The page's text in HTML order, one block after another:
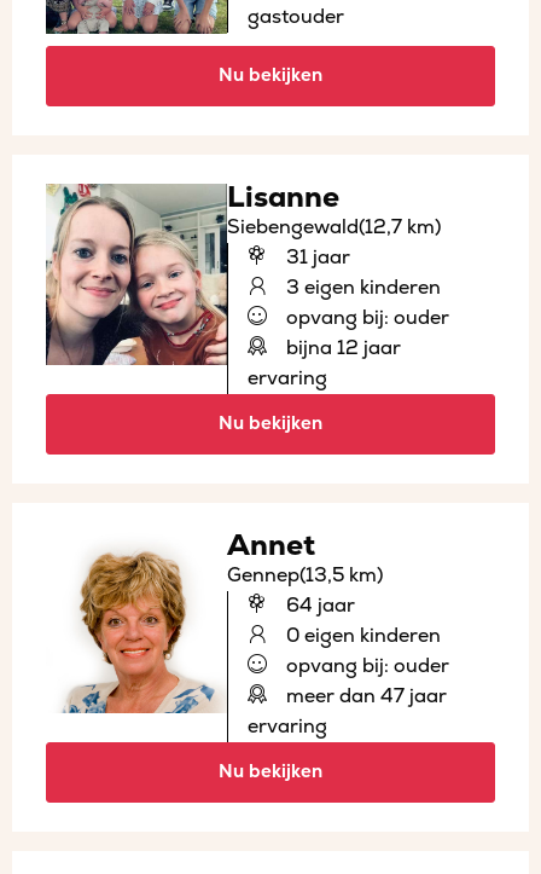
gastouder
Nu bekijken
Lisanne
Siebengewald(12,7 km)
31 jaar
3 eigen kinderen
opvang bij: ouder
bijna 12 jaar
ervaring
Nu bekijken
Annet
Gennep(13,5 km)
64 jaar
0 eigen kinderen
opvang bij: ouder
meer dan 47 jaar
ervaring
Nu bekijken